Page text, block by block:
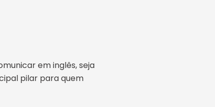
em inglês, seja
pilar para quem